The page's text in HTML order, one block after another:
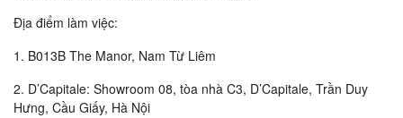
Địa điểm làm việc:
1. B013B The Manor, Nam Từ Liêm
2. D’Capitale: Showroom 08, tòa nhà C3, D’Capitale, Trần Duy
Hưng, Cầu Giấy, Hà Nội